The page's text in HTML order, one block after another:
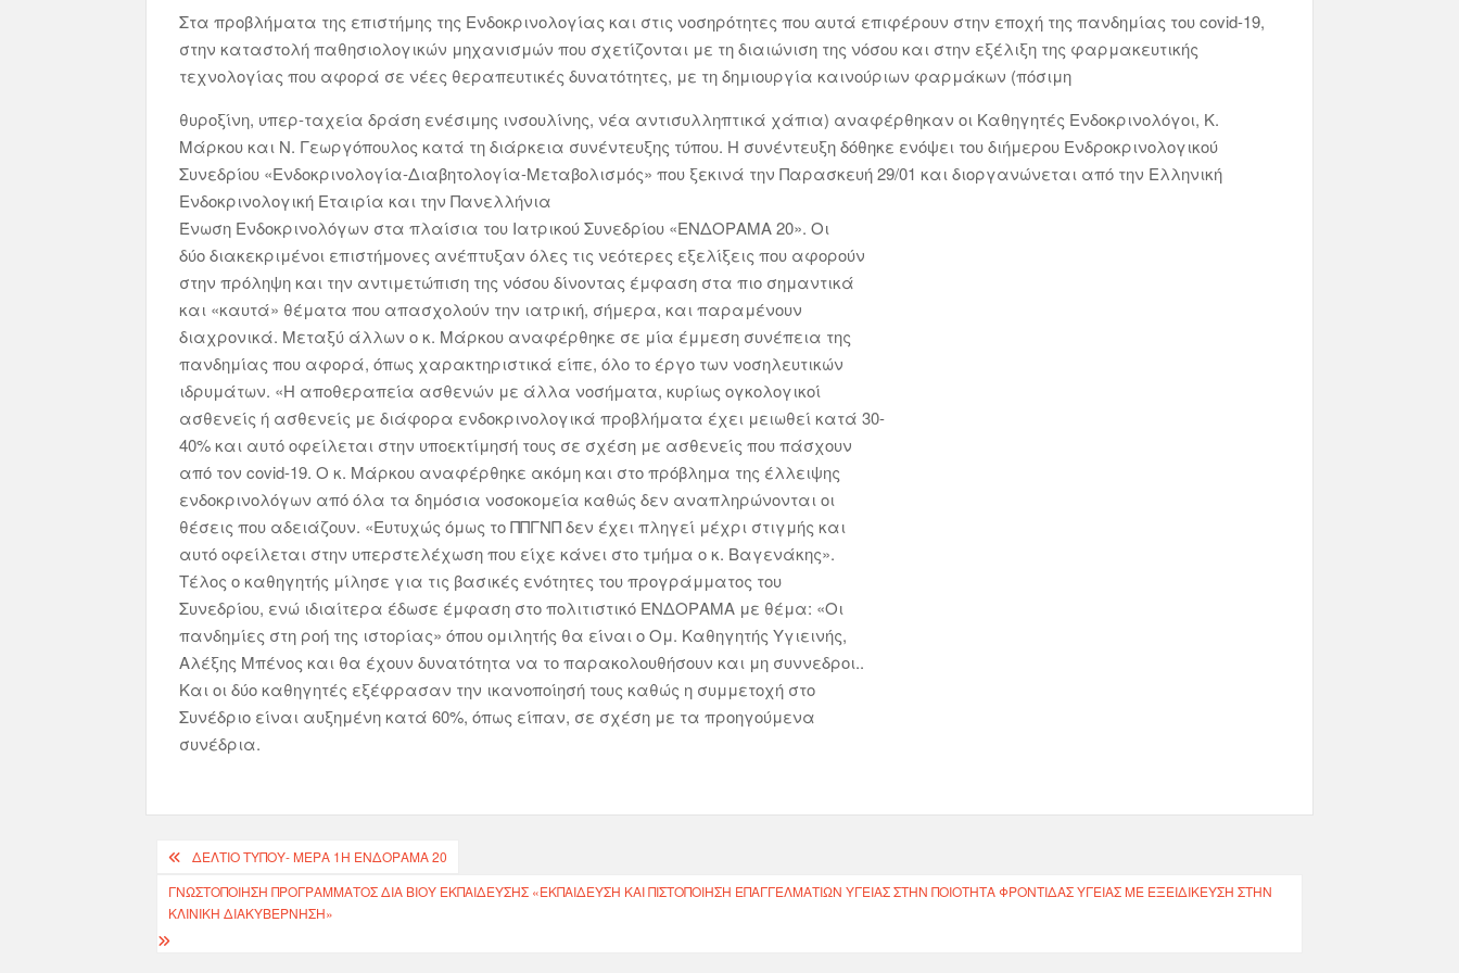
Στα προβλήματα της επιστήμης της Ενδοκρινολογίας και στις νοσηρότητες που αυτά επιφέρουν στην εποχή της πανδημίας του covid-19,
στην καταστολή παθησιολογικών μηχανισμών που σχετίζονται με τη διαιώνιση της νόσου και στην εξέλιξη της φαρμακευτικής
τεχνολογίας που αφορά σε νέες θεραπευτικές δυνατότητες, με τη δημιουργία καινούριων φαρμάκων (πόσιμη
θυροξίνη, υπερ-ταχεία δράση ενέσιμης ινσουλίνης, νέα αντισυλληπτικά χάπια) αναφέρθηκαν οι Καθηγητές Ενδοκρινολόγοι, Κ.
Μάρκου και Ν. Γεωργόπουλος κατά τη διάρκεια συνέντευξης τύπου. Η συνέντευξη δόθηκε ενόψει του διήμερου Ενδροκρινολογικού
Συνεδρίου «Ενδοκρινολογία-Διαβητολογία-Μεταβολισμός» που ξεκινά την Παρασκευή 29/01 και διοργανώνεται από την Ελληνική
Ενδοκρινολογική Εταιρία και την Πανελλήνια
Ένωση Ενδοκρινολόγων στα πλαίσια του Ιατρικού Συνεδρίου «ΕΝΔΟΡΑΜΑ 20». Οι
δύο διακεκριμένοι επιστήμονες ανέπτυξαν όλες τις νεότερες εξελίξεις που αφορούν
στην πρόληψη και την αντιμετώπιση της νόσου δίνοντας έμφαση στα πιο σημαντικά
και «καυτά» θέματα που απασχολούν την ιατρική, σήμερα, και παραμένουν
διαχρονικά. Μεταξύ άλλων ο κ. Μάρκου αναφέρθηκε σε μία έμμεση συνέπεια της
πανδημίας που αφορά, όπως χαρακτηριστικά είπε, όλο το έργο των νοσηλευτικών
ιδρυμάτων. «Η αποθεραπεία ασθενών με άλλα νοσήματα, κυρίως ογκολογικοί
ασθενείς ή ασθενείς με διάφορα ενδοκρινολογικά προβλήματα έχει μειωθεί κατά 30-
40% και αυτό οφείλεται στην υποεκτίμησή τους σε σχέση με ασθενείς που πάσχουν
από τον covid-19. O κ. Μάρκου αναφέρθηκε ακόμη και στο πρόβλημα της έλλειψης
ενδοκρινολόγων από όλα τα δημόσια νοσοκομεία καθώς δεν αναπληρώνονται οι
θέσεις που αδειάζουν. «Ευτυχώς όμως το ΠΠΓΝΠ δεν έχει πληγεί μέχρι στιγμής και
αυτό οφείλεται στην υπερστελέχωση που είχε κάνει στο τμήμα ο κ. Βαγενάκης».
Τέλος ο καθηγητής μίλησε για τις βασικές ενότητες του προγράμματος του
Συνεδρίου, ενώ ιδιαίτερα έδωσε έμφαση στο πολιτιστικό ΕΝΔΟΡΑΜΑ με θέμα: «Οι
πανδημίες στη ροή της ιστορίας» όπου ομιλητής θα είναι ο Ομ. Καθηγητής Υγιεινής,
Αλέξης Μπένος και θα έχουν δυνατότητα να το παρακολουθήσουν και μη συννεδροι..
Και οι δύο καθηγητές εξέφρασαν την ικανοποίησή τους καθώς η συμμετοχή στο
Συνέδριο είναι αυξημένη κατά 60%, όπως είπαν, σε σχέση με τα προηγούμενα
συνέδρια.
ΔΕΛΤΙΟ ΤΥΠΟΥ- ΜΈΡΑ 1Η ΕΝΔΟΡΑΜΑ 20
ΓΝΩΣΤΟΠΟΙΗΣΗ ΠΡΟΓΡΑΜΜΑΤΟΣ ΔΙΑ ΒΙΟΥ ΕΚΠΑΙΔΕΥΣΗΣ «ΕΚΠΑΊΔΕΥΣΗ ΚΑΙ ΠΙΣΤΟΠΟΊΗΣΗ ΕΠΑΓΓΕΛΜΑΤΙΏΝ ΥΓΕΊΑΣ ΣΤΗΝ ΠΟΙΌΤΗΤΑ ΦΡΟΝΤΊΔΑΣ ΥΓΕΊΑΣ ΜΕ ΕΞΕΙΔΊΚΕΥΣΗ ΣΤΗΝ
ΚΛΙΝΙΚΉ ΔΙΑΚΥΒΈΡΝΗΣΗ»